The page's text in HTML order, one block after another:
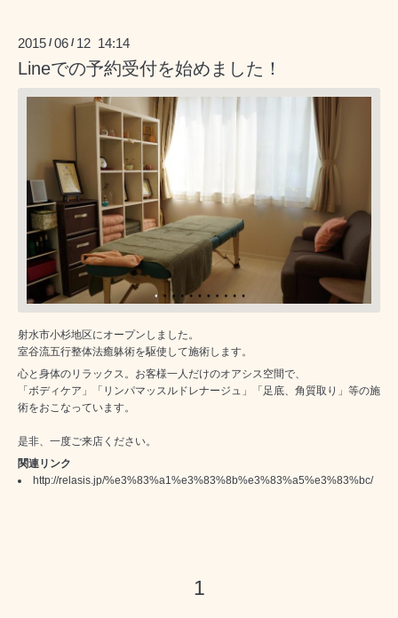
2015 /06 / 12 14:14
Lineでの予約受付を始めました！
射水市小杉地区にオープンしました。
室谷流五行整体法癒躰術を駆使して施術します。
心と身体のリラックス。お客様一人だけのオアシス空間で、
「ボディケア」「リンパマッスルドレナージュ」「足底、角質取り」等の施
術をおこなっています。
是非、一度ご来店ください。
関連リンク
http://relasis.jp/%e3%83%a1%e3%83%8b%e3%83%a5%e3%83%bc/
1